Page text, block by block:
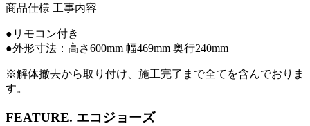
商品仕様 工事内容
●リモコン付き
●外形寸法：高さ600mm 幅469mm 奥行240mm
※解体撤去から取り付け、施工完了まで全てを含んでおりま
す。
FEATURE. エコジョーズ